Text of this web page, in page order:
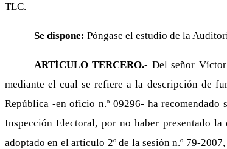
TLC.
Se dispone: Póngase el estudio de la
ARTÍCULO TERCERO.- Del señor
mediante el cual se refiere a la descripción de
República -en oficio n.º 09296- ha
Inspección Electoral, por no haber presentado
adoptado en el artículo 2º de la sesión n.º 79-